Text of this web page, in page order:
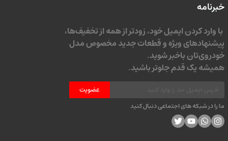
خبرنامه
با وارد کردن ایمیل خود، زودتر از همه از تخفیف‌ها،
پیشنهادهای ویژه و قطعات جدید مخصوص مدل
خودروی‌تان باخبر شوید.
همیشه یک قدم جلوتر باشید.
عضویت
ما را در شبکه های اجتماعی دنبال کنید